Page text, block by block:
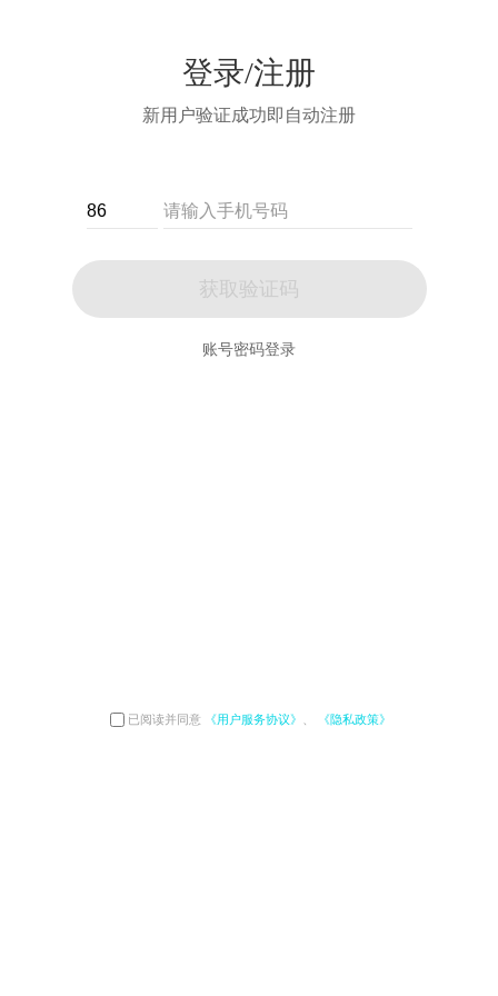
登录/注册
新用户验证成功即自动注册
获取验证码
账号密码登录
已阅读并同意 《用户服务协议》 《隐私政策》